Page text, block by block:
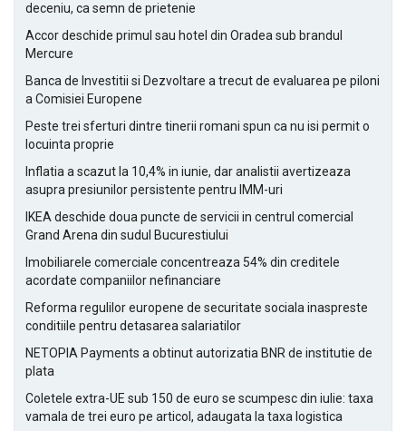
deceniu, ca semn de prietenie
Accor deschide primul sau hotel din Oradea sub brandul
Mercure
Banca de Investitii si Dezvoltare a trecut de evaluarea pe piloni
a Comisiei Europene
Peste trei sferturi dintre tinerii romani spun ca nu isi permit o
locuinta proprie
Inflatia a scazut la 10,4% in iunie, dar analistii avertizeaza
asupra presiunilor persistente pentru IMM-uri
IKEA deschide doua puncte de servicii in centrul comercial
Grand Arena din sudul Bucurestiului
Imobiliarele comerciale concentreaza 54% din creditele
acordate companiilor nefinanciare
Reforma regulilor europene de securitate sociala inaspreste
conditiile pentru detasarea salariatilor
NETOPIA Payments a obtinut autorizatia BNR de institutie de
plata
Coletele extra-UE sub 150 de euro se scumpesc din iulie: taxa
vamala de trei euro pe articol, adaugata la taxa logistica